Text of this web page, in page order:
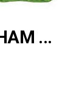
...